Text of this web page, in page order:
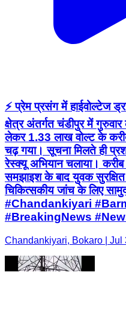
⚡ प्रेम प्रसंग में हाईवोल्टेज
क्षेत्र अंतर्गत चंडीपुर में
लेकर 1.33 लाख वोल्ट के
चढ़ गया। सूचना मिलते ही
रेस्क्यू अभियान चलाया।
समझाइश के बाद युवक
चिकित्सकीय जांच के लिए
#Chandankiyari
#BreakingNews
Chandankiyari, Bokaro | Jul